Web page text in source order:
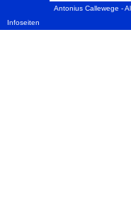
Antonius Callewege -
Infoseiten